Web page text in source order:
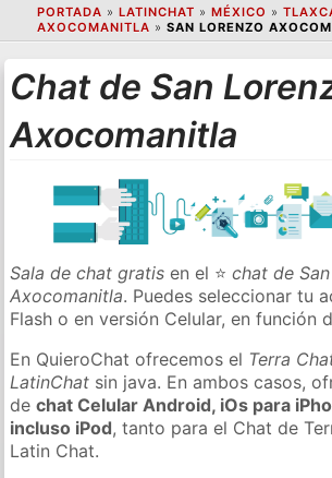
PORTADA » LATINCHAT » MÉXICO »
AXOCOMANITLA » SAN LORENZO
Chat de San
Axocomanitla
Sala de chat gratis en el ⭐chat de
Axocomanitla. Puedes seleccionar tu
Flash o en versión Celular, en función
En QuieroChat ofrecemos el Terra
LatinChat sin java. En ambos casos,
dechat Celular Android, iOs para
incluso iPod, tanto para el Chat de
Latin Chat.